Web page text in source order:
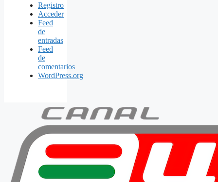
Registro
Acceder
Feed
de
entradas
Feed
de
comentarios
WordPress.org